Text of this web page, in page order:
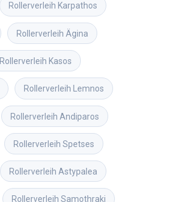
Rollerverleih Karpathos
Rollerverleih Ägina
Rollerverleih Kasos
Rollerverleih Lemnos
Rollerverleih Andiparos
Rollerverleih Spetses
Rollerverleih Astypalea
Rollerverleih Samothraki